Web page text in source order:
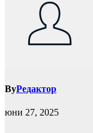
ByРедактор
юни 27, 2025